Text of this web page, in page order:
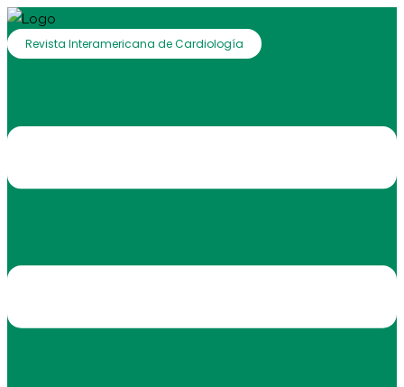
Revista Interamericana de Cardiología